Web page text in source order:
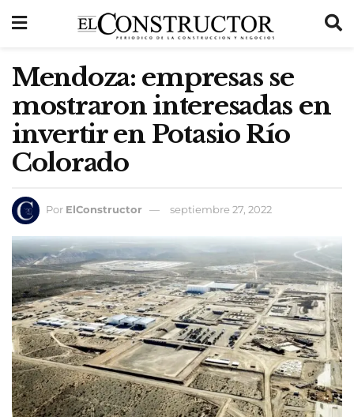
Mendoza: empresas se
mostraron interesadas en
invertir en Potasio Río
Colorado
Por ElConstructor septiembre 27, 2022